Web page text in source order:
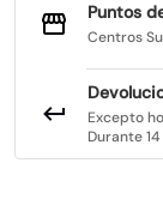
Puntos
Centros
Excepto
Durante